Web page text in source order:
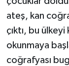
ateş, kan
çıktı, bu
okunmaya
coğrafyası